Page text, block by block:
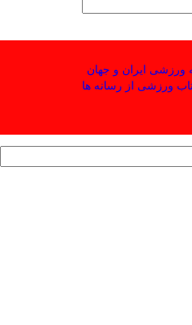
ورزشی ایران و جهان
ورزشی از رسانه ها